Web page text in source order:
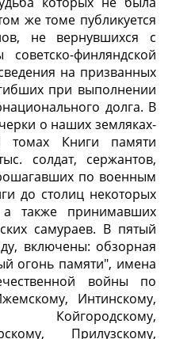
же томе публикуется
не вернувшихся с
финляндской
на призванных
при выполнении
долга. В
о наших земляках-
Книги памяти
солдат, сержантов,
по военным
до столиц некоторых
а также принимавших
самураев. В пятый
включены: обзорная
огонь памяти", имена
войны по
Интинскому,
Койгородскому,
Прилузскому,